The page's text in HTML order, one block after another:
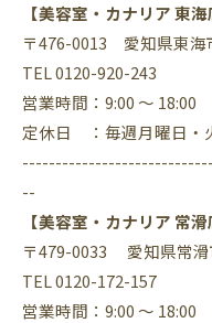
【美容室・カナリア 東海
〒476-0013 愛知県東海
TEL 0120-920-243
営業時間：9:00 ～ 18:00
定休日 ：毎週月曜日・
--
【美容室・カナリア 常滑
〒479-0033 愛知県常滑
TEL 0120-172-157
営業時間：9:00 ～ 18:00